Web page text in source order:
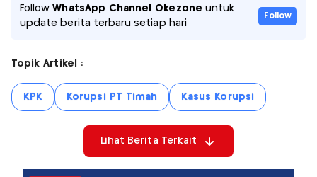
FollowWhatsApp Channel Okezone untuk
update berita terbaru setiap hari
Follow
Topik Artikel :
KPK Korupsi PT Timah Kasus Korupsi
Lihat Berita Terkait